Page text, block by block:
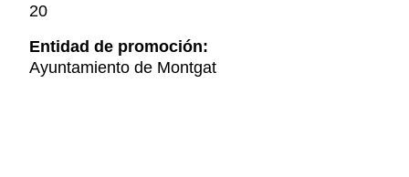
20
Entidad de promoción:
Ayuntamiento de Montgat